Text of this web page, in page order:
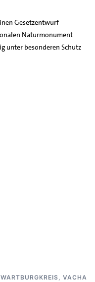
Gesetzentwurf
Naturmonument
unter besonderen Schutz
, VACHA